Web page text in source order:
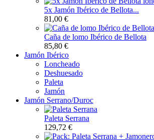
5x Jamón Ibérico de Bellota...
81,00 €
Caña de lomo Ibérico de Bellota
85,80 €
Jamón Ibérico
Loncheado
Deshuesado
Paleta
Jamón
Jamón Serrano/Duroc
Paleta Serrana
129,72 €